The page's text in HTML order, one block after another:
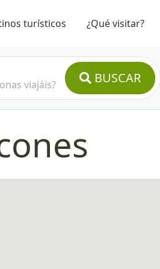
turísticos ¿Qué visitar?
viajáis?
BUSCAR